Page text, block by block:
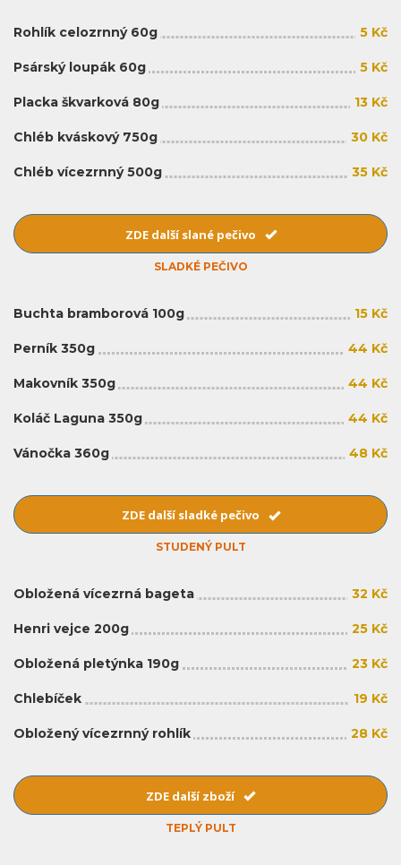
Rohlík celozrnný 60g 5 Kč
Psárský loupák 60g 5 Kč
Placka škvarková 80g 13 Kč
Chléb kváskový 750g 30 Kč
Chléb vícezrnný 500g 35 Kč
ZDE další slané pečivo
SLADKÉ PEČIVO
Buchta bramborová 100g 15 Kč
Perník 350g 44 Kč
Makovník 350g 44 Kč
Koláč Laguna 350g 44 Kč
Vánočka 360g 48 Kč
ZDE další sladké pečivo
STUDENÝ PULT
Obložená vícezrná bageta 32 Kč
Henri vejce 200g 25 Kč
Obložená pletýnka 190g 23 Kč
Chlebíček 19 Kč
Obložený vícezrnný rohlík 28 Kč
ZDE další zboží
TEPLÝ PULT